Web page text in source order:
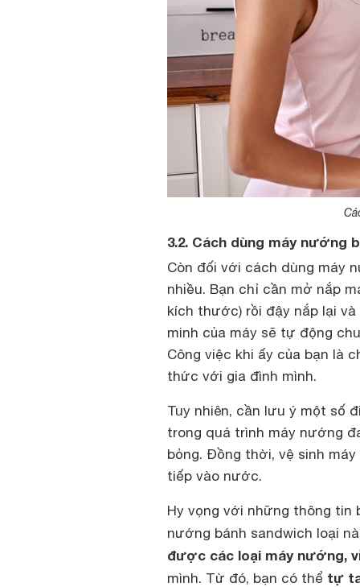
3.2. Cách dùng máy nướng
Còn đối với cách dùng máy
nhiều. Bạn chỉ cần mở nắp
kích thước) rồi đậy nắp lại
minh của máy sẽ tự động
Công việc khi ấy của bạn là
thức với gia đình mình.
Tuy nhiên, cần lưu ý một số
trong quá trình máy nướng
bỏng. Đồng thời, vệ sinh
tiếp vào nước.
Hy vọng với những thông
nướng bánh sandwich loại
được các loại máy nướng,
mình. Từ đó, bạn có thể tự